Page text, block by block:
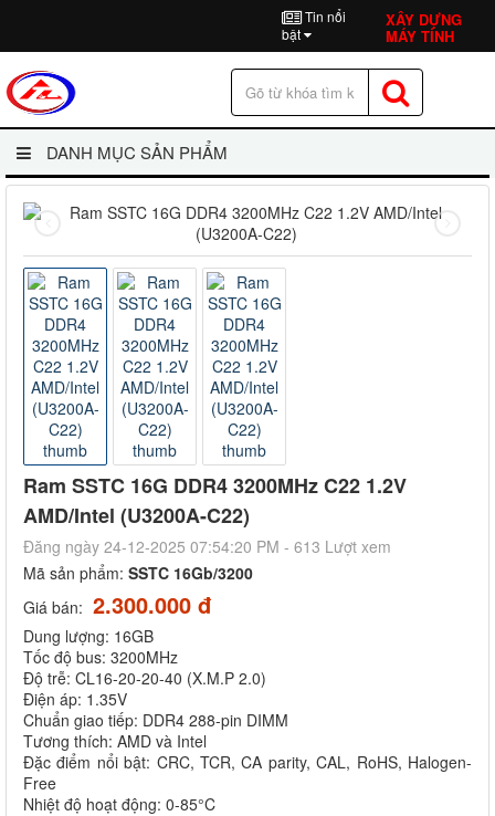
Tin nổi
bật
XÂY DỰNG
MÁY TÍNH
DANH MỤC SẢN PHẨM
Ram SSTC 16G DDR4 3200MHz C22 1.2V
AMD/Intel (U3200A-C22)
Đăng ngày 24-12-2025 07:54:20 PM - 613 Lượt xem
Mã sản phẩm: SSTC 16Gb/3200
Giá bán: 2.300.000 đ
Dung lượng: 16GB
Tốc độ bus: 3200MHz
Độ trễ: CL16-20-20-40 (X.M.P 2.0)
Điện áp: 1.35V
Chuẩn giao tiếp: DDR4 288-pin DIMM
Tương thích: AMD và Intel
Đặc điểm nổi bật: CRC, TCR, CA parity, CAL, RoHS, Halogen-
Free
Nhiệt độ hoạt động: 0-85°C